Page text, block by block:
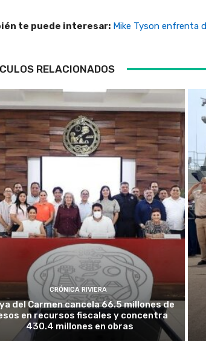
te puede interesar: Mike Tyson enfrenta
RELACIONADOS
CRÓNICA RIVIERA
del Carmen cancela 66.5 millones de
en recursos fiscales y concentra
430.4 millones en obras